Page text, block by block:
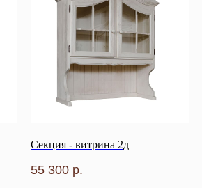
Секция - витрина 2д
55 300 р.